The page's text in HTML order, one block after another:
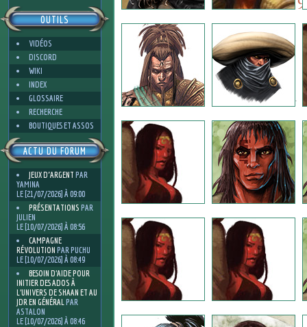
OUTILS
VIDÉOS
DISCORD
WIKI
INDEX
GLOSSAIRE
RECHERCHE
BOUTIQUES ET ASSOS
ACTU DU FORUM
JEUX D'ARGENT PAR
YAMINA
LE [21/07/2026] À 09:00
PRÉSENTATIONS PAR
JULIEN
LE [10/07/2026] À 08:56
CAMPAGNE
RÉVOLUTION PAR PUCHU
LE [10/07/2026] À 08:49
BESOIN D’AIDE POUR
INITIER DES ADOS À
L’UNIVERS DE SHAAN ET AU
JDR EN GÉNÉRALPAR
ASTALON
LE [10/07/2026] À 08:46
1